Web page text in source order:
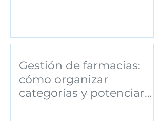
Gestión de farmacias:
cómo organizar
categorías y potenciar